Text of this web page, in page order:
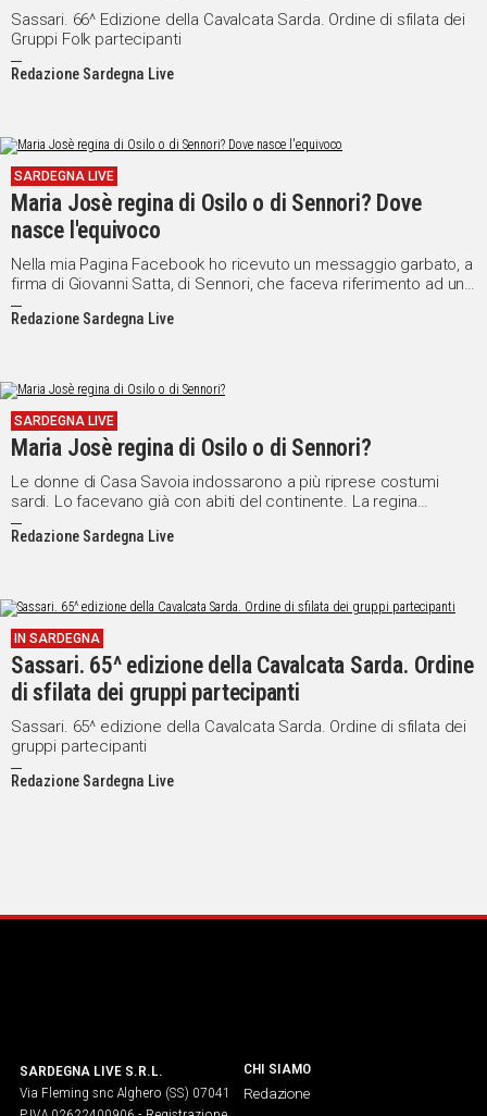
Sassari. 66^ Edizione della Cavalcata Sarda. Ordine di sfilata dei
Gruppi Folk partecipanti
Redazione Sardegna Live
SARDEGNA LIVE
Maria Josè regina di Osilo o di Sennori? Dove
nasce l'equivoco
Nella mia Pagina Facebook ho ricevuto un messaggio garbato, a
firma di Giovanni Satta, di Sennori, che faceva riferimento ad una
mia presentazione di qualche giorno fa, durante la quale ho
asserito che la regina Maria Josè, in visita a Sassari per la
Redazione Sardegna Live
SARDEGNA LIVE
Maria Josè regina di Osilo o di Sennori?
Le donne di Casa Savoia indossarono a più riprese costumi
sardi. Lo facevano già con abiti del continente. La regina
Margherita indossava con piacere l'abito di Gressoney, in Val
d'Aosta, poiché alcuni dettagli di quell'abito le parevano troppo
Redazione Sardegna Live
IN SARDEGNA
Sassari. 65^ edizione della Cavalcata Sarda. Ordine
di sfilata dei gruppi partecipanti
Sassari. 65^ edizione della Cavalcata Sarda. Ordine di sfilata dei
gruppi partecipanti
Redazione Sardegna Live
SARDEGNA LIVE S.R.L.
Via Fleming snc Alghero (SS) 07041
CHI SIAMO
Redazione